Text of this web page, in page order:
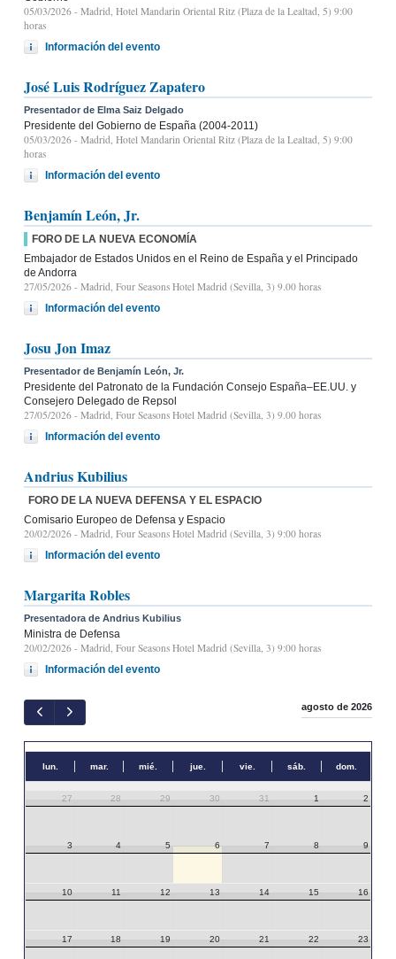
05/03/2026 - Madrid, Hotel Mandarin Oriental Ritz (Plaza de la Lealtad, 5) 9:00
horas
Información del evento
José Luis Rodríguez Zapatero
Presentador de Elma Saiz Delgado
Presidente del Gobierno de España (2004-2011)
05/03/2026 - Madrid, Hotel Mandarin Oriental Ritz (Plaza de la Lealtad, 5) 9:00
horas
Información del evento
Benjamín León, Jr.
FORO DE LA NUEVA ECONOMÍA
Embajador de Estados Unidos en el Reino de España y el Principado
de Andorra
27/05/2026 - Madrid, Four Seasons Hotel Madrid (Sevilla, 3) 9.00 horas
Información del evento
Josu Jon Imaz
Presentador de Benjamín León, Jr.
Presidente del Patronato de la Fundación Consejo España–EE.UU. y
Consejero Delegado de Repsol
27/05/2026 - Madrid, Four Seasons Hotel Madrid (Sevilla, 3) 9.00 horas
Información del evento
Andrius Kubilius
FORO DE LA NUEVA DEFENSA Y EL ESPACIO
Comisario Europeo de Defensa y Espacio
20/02/2026 - Madrid, Four Seasons Hotel Madrid (Sevilla, 3) 9:00 horas
Información del evento
Margarita Robles
Presentadora de Andrius Kubilius
Ministra de Defensa
20/02/2026 - Madrid, Four Seasons Hotel Madrid (Sevilla, 3) 9:00 horas
Información del evento
agosto de 2026
lun. mar. mié. jue. vie. sáb. dom.
27 28 29 30 31 1 2
3 4 5 6 7 8 9
10 11 12 13 14 15 16
17 18 19 20 21 22 23